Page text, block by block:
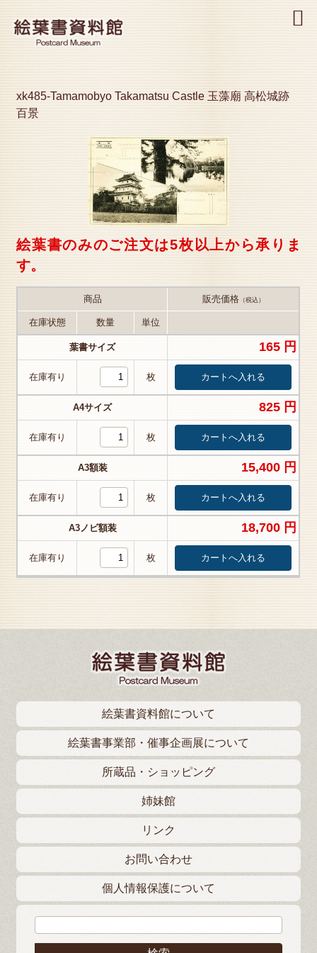
xk485-Tamamobyo Takamatsu Castle 玉藻廟 高松城跡
百景
絵葉書のみのご注文は5枚以上から承りま
す。
商品 販売価格（税込）
在庫状態 数量 単位
葉書サイズ 165 円
在庫有り 枚
A4サイズ 825 円
在庫有り 枚
A3額装 15,400 円
在庫有り 枚
A3ノビ額装 18,700 円
在庫有り 枚
絵葉書資料館について
絵葉書事業部・催事企画展について
所蔵品・ショッピング
姉妹館
リンク
お問い合わせ
個人情報保護について